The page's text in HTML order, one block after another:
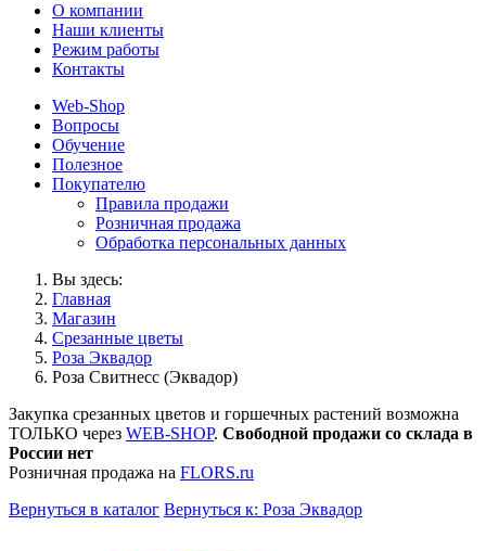
О компании
Наши клиенты
Режим работы
Контакты
Web-Shop
Вопросы
Обучение
Полезное
Покупателю
Правила продажи
Розничная продажа
Обработка персональных данных
Вы здесь:
Главная
Магазин
Срезанные цветы
Роза Эквадор
Роза Свитнесс (Эквадор)
Закупка срезанных цветов и горшечных растений возможна
ТОЛЬКО через WEB-SHOP. Свободной продажи со склада в
России нет
Розничная продажа на FLORS.ru
Вернуться в каталог Вернуться к: Роза Эквадор